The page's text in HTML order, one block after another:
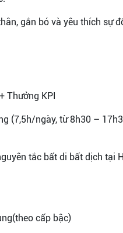
gắn bó và yêu thích sự
Thưởng KPI
(7,5h/ngày, từ 8h30 –
tắc bất di bất dịch tại
cấp bậc)